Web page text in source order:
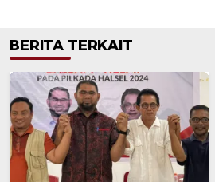
BERITA TERKAIT